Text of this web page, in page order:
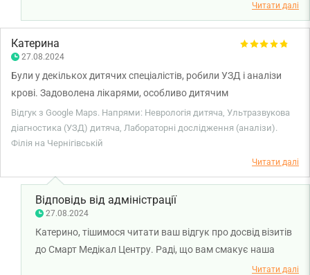
Читати далі
Катерина
27.08.2024
Були у декількох дитячих спеціалістів, робили УЗД і аналізи
крові. Задоволена лікарями, особливо дитячим
невропатологом, дуже уважно вислухала дитину і поводила
себе з ним, як з особистістю. Та і в цілому тут дитячі лікарі
спілкуються з дітками дуже уважно. Дуже дбайливий підхід і
поки очікуєш на результат тебе пригощають кавою. Діткам
видають цукерки з браслетами, що миттєво піднімає їм
настрій після всіх маніпуляцій.
Відгук з Google Maps. Напрями: Неврологія дитяча, Ультразвукова
діагностика (УЗД) дитяча, Лабораторні дослідження (аналізи).
Філія на Чернігівській
Читати далі
Відповідь від адміністрації
27.08.2024
Катерино, тішимося читати ваш відгук про досвід візитів
до Смарт Медікал Центру. Раді, що вам смакує наша
запашна кава та смарт-льодяники без цукру. Ми щодня
Читати далі